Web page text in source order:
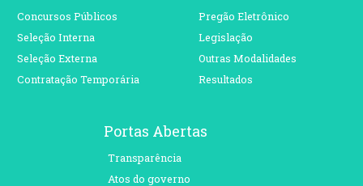
Concursos Públicos
Seleção Interna
Seleção Externa
Contratação Temporária
Pregão Eletrônico
Legislação
Outras Modalidades
Resultados
Portas Abertas
Transparência
Atos do governo